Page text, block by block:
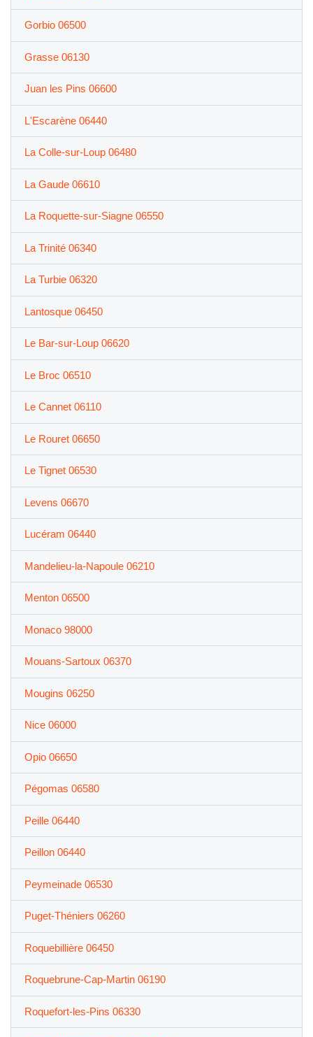
Gorbio 06500
Grasse 06130
Juan les Pins 06600
L'Escarène 06440
La Colle-sur-Loup 06480
La Gaude 06610
La Roquette-sur-Siagne 06550
La Trinité 06340
La Turbie 06320
Lantosque 06450
Le Bar-sur-Loup 06620
Le Broc 06510
Le Cannet 06110
Le Rouret 06650
Le Tignet 06530
Levens 06670
Lucéram 06440
Mandelieu-la-Napoule 06210
Menton 06500
Monaco 98000
Mouans-Sartoux 06370
Mougins 06250
Nice 06000
Opio 06650
Pégomas 06580
Peille 06440
Peillon 06440
Peymeinade 06530
Puget-Théniers 06260
Roquebillière 06450
Roquebrune-Cap-Martin 06190
Roquefort-les-Pins 06330